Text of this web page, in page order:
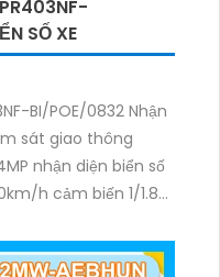
SỐ XE
BI/POE/0832 Nhận
sát giao thông
nhận diện biển số
h cảm biến 1/1.8